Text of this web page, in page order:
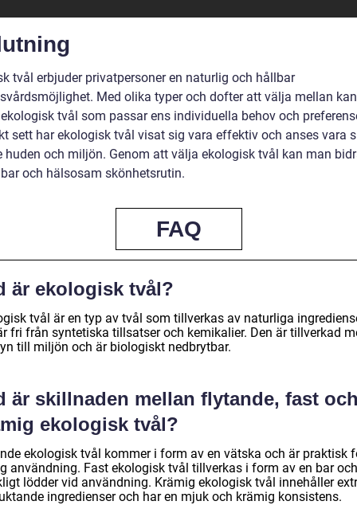
tvål erbjuder privatpersoner en naturlig och hållbar
Med olika typer och dofter att välja mellan
tvål som passar ens individuella behov och
sett har ekologisk tvål visat sig vara effektiv och anses vara
huden och miljön. Genom att välja ekologisk tvål kan man
och hälsosam skönhetsrutin.
FAQ
är ekologisk tvål?
tvål är en typ av tvål som tillverkas av naturliga
fri från syntetiska tillsatser och kemikalier. Den är tillverkad
till miljön och är biologiskt nedbrytbar.
är skillnaden mellan flytande, fast
ekologisk tvål?
ekologisk tvål kommer i form av en vätska och är praktisk
användning. Fast ekologisk tvål tillverkas i form av en bar
lödder vid användning. Krämig ekologisk tvål innehåller
ingredienser och har en mjuk och krämig konsistens.